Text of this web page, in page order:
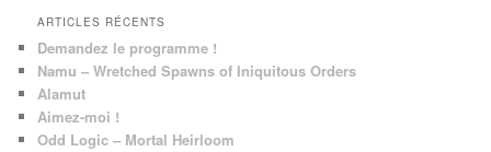
ARTICLES RÉCENTS
Demandez le programme !
Namu – Wretched Spawns of Iniquitous Orders
Alamut
Aimez-moi !
Odd Logic – Mortal Heirloom